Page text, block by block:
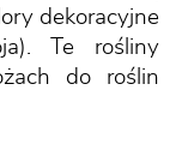
dekoracyjne
Te rośliny
do roślin